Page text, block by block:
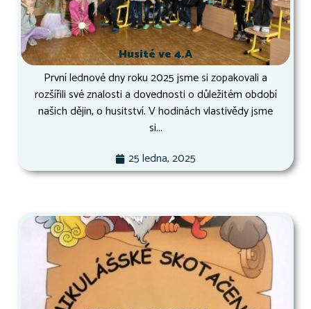
Husité ve 4.A
První lednové dny roku 2025 jsme si zopakovali a
rozšířili své znalosti a dovednosti o důležitém období
našich dějin, o husitství. V hodinách vlastivědy jsme
si...
25 ledna, 2025